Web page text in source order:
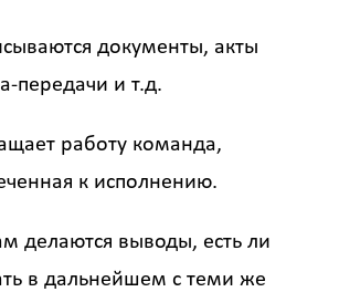
документы, акты
передачи и т.д.
работу команда,
к исполнению.
делаются выводы, есть ли
в дальнейшем с теми же